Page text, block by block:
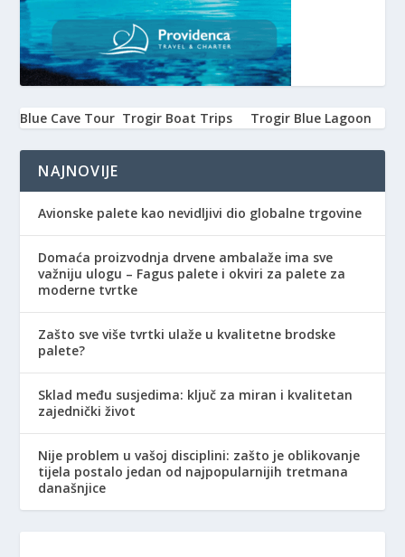
Blue Cave Tour Trogir Boat Trips Trogir Blue Lagoon
NAJNOVIJE
Avionske palete kao nevidljivi dio globalne trgovine
Domaća proizvodnja drvene ambalaže ima sve
važniju ulogu – Fagus palete i okviri za palete za
moderne tvrtke
Zašto sve više tvrtki ulaže u kvalitetne brodske
palete?
Sklad među susjedima: ključ za miran i kvalitetan
zajednički život
Nije problem u vašoj disciplini: zašto je oblikovanje
tijela postalo jedan od najpopularnijih tretmana
današnjice